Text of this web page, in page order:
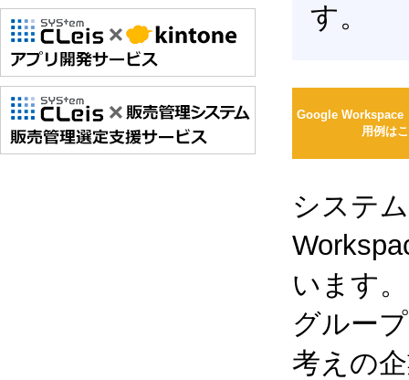
す。
Google Workspace
用例は
システ
います。
グルー
考えの